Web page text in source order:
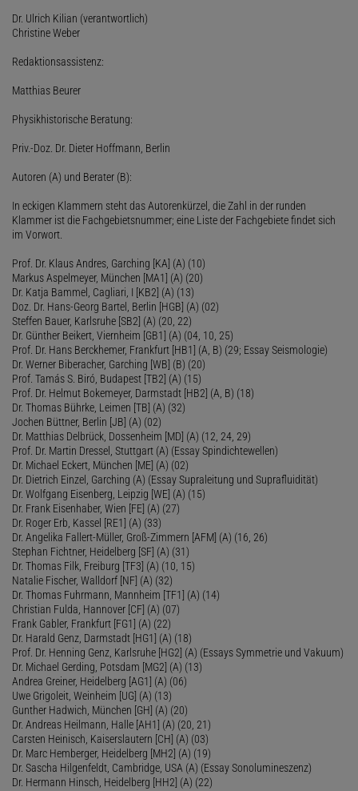
Dr. Ulrich Kilian (verantwortlich)
Christine Weber
Redaktionsassistenz:
Matthias Beurer
Physikhistorische Beratung:
Priv.-Doz. Dr. Dieter Hoffmann, Berlin
Autoren (A) und Berater (B):
In eckigen Klammern steht das Autorenkürzel, die Zahl in der runden
Klammer ist die Fachgebietsnummer; eine Liste der Fachgebiete findet sich
im Vorwort.
Prof. Dr. Klaus Andres, Garching [KA] (A) (10)
Markus Aspelmeyer, München [MA1] (A) (20)
Dr. Katja Bammel, Cagliari, I [KB2] (A) (13)
Doz. Dr. Hans-Georg Bartel, Berlin [HGB] (A) (02)
Steffen Bauer, Karlsruhe [SB2] (A) (20, 22)
Dr. Günther Beikert, Viernheim [GB1] (A) (04, 10, 25)
Prof. Dr. Hans Berckhemer, Frankfurt [HB1] (A, B) (29; Essay Seismologie)
Dr. Werner Biberacher, Garching [WB] (B) (20)
Prof. Tamás S. Biró, Budapest [TB2] (A) (15)
Prof. Dr. Helmut Bokemeyer, Darmstadt [HB2] (A, B) (18)
Dr. Thomas Bührke, Leimen [TB] (A) (32)
Jochen Büttner, Berlin [JB] (A) (02)
Dr. Matthias Delbrück, Dossenheim [MD] (A) (12, 24, 29)
Prof. Dr. Martin Dressel, Stuttgart (A) (Essay Spindichtewellen)
Dr. Michael Eckert, München [ME] (A) (02)
Dr. Dietrich Einzel, Garching (A) (Essay Supraleitung und Suprafluidität)
Dr. Wolfgang Eisenberg, Leipzig [WE] (A) (15)
Dr. Frank Eisenhaber, Wien [FE] (A) (27)
Dr. Roger Erb, Kassel [RE1] (A) (33)
Dr. Angelika Fallert-Müller, Groß-Zimmern [AFM] (A) (16, 26)
Stephan Fichtner, Heidelberg [SF] (A) (31)
Dr. Thomas Filk, Freiburg [TF3] (A) (10, 15)
Natalie Fischer, Walldorf [NF] (A) (32)
Dr. Thomas Fuhrmann, Mannheim [TF1] (A) (14)
Christian Fulda, Hannover [CF] (A) (07)
Frank Gabler, Frankfurt [FG1] (A) (22)
Dr. Harald Genz, Darmstadt [HG1] (A) (18)
Prof. Dr. Henning Genz, Karlsruhe [HG2] (A) (Essays Symmetrie und Vakuum)
Dr. Michael Gerding, Potsdam [MG2] (A) (13)
Andrea Greiner, Heidelberg [AG1] (A) (06)
Uwe Grigoleit, Weinheim [UG] (A) (13)
Gunther Hadwich, München [GH] (A) (20)
Dr. Andreas Heilmann, Halle [AH1] (A) (20, 21)
Carsten Heinisch, Kaiserslautern [CH] (A) (03)
Dr. Marc Hemberger, Heidelberg [MH2] (A) (19)
Dr. Sascha Hilgenfeldt, Cambridge, USA (A) (Essay Sonolumineszenz)
Dr. Hermann Hinsch, Heidelberg [HH2] (A) (22)